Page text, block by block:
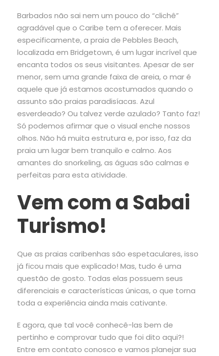
Barbados não sai nem um pouco do “clichê”
agradável que o Caribe tem a oferecer. Mais
especificamente, a praia de Pebbles Beach,
localizada em Bridgetown, é um lugar incrível que
encanta todos os seus visitantes. Apesar de ser
menor, sem uma grande faixa de areia, o mar é
aquele que já estamos acostumados quando o
assunto são praias paradisíacas. Azul
esverdeado? Ou talvez verde azulado? Tanto faz!
Só podemos afirmar que o visual enche nossos
olhos. Não há muita estrutura e, por isso, faz da
praia um lugar bem tranquilo e calmo. Aos
amantes do snorkeling, as águas são calmas e
perfeitas para esta atividade.
Vem com a Sabai
Turismo!
Que as praias caribenhas são espetaculares, isso
já ficou mais que explicado! Mas, tudo é uma
questão de gosto. Todas elas possuem seus
diferenciais e características únicas, o que torna
toda a experiência ainda mais cativante.
E agora, que tal você conhecê-las bem de
pertinho e comprovar tudo que foi dito aqui?!
Entre em contato conosco e vamos planejar sua